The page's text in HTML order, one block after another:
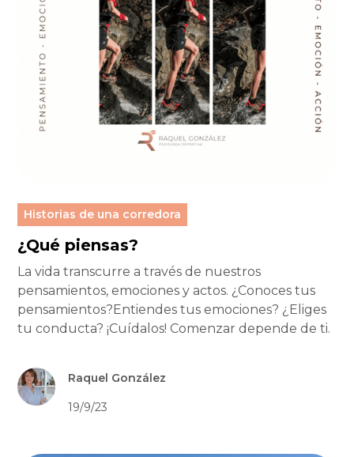
Historias de una corredora
¿Qué piensas?
La vida transcurre a través de nuestros
pensamientos, emociones y actos. ¿Conoces tus
pensamientos?Entiendes tus emociones? ¿Eliges
tu conducta? ¡Cuídalos! Comenzar depende de ti.
Raquel González
19/9/23